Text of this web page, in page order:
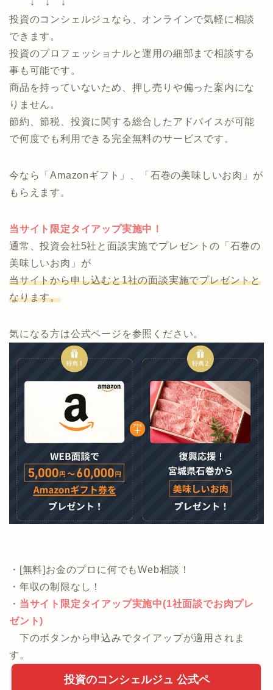
・自分に合った運用方法がどれなのか分からない
投資のコンシェルジュなら、オンラインで気軽に相談
事も可能です。
節約、節税、投資に関する総合したアドバイスが可能
で何度でも利用できる完全無料のサービスです。
今なら「Amazonギフト」、「石巻の美味しいお肉」が
もらえます。
当サイトから申し込むと1社の面談実施でプレゼントと
なります。
気になる方は公式ページを参照ください。
・[無料]お金のプロに何でもWeb相談！
・当サイト限定タイアップ実施中(1社面談でお肉プレ